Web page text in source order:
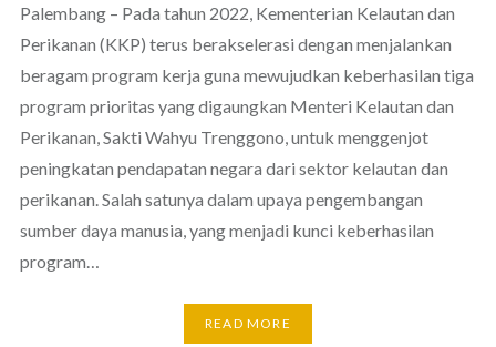
Palembang – Pada tahun 2022, Kementerian Kelautan dan
Perikanan (KKP) terus berakselerasi dengan menjalankan
beragam program kerja guna mewujudkan keberhasilan tiga
program prioritas yang digaungkan Menteri Kelautan dan
Perikanan, Sakti Wahyu Trenggono, untuk menggenjot
peningkatan pendapatan negara dari sektor kelautan dan
perikanan. Salah satunya dalam upaya pengembangan
sumber daya manusia, yang menjadi kunci keberhasilan
program…
READ MORE